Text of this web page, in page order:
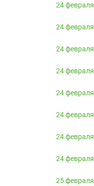
24 февраля
24 февраля
24 февраля
24 февраля
24 февраля
24 февраля
24 февраля
24 февраля
25 февраля